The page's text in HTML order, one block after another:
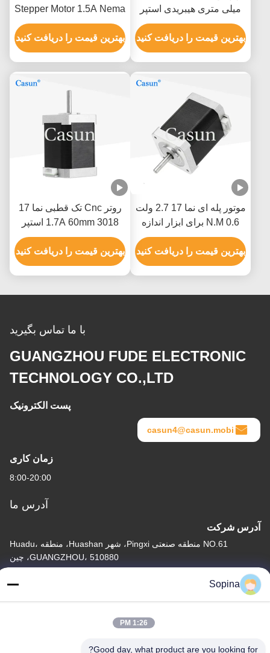
میلی متری هیبریدی استپر
موتور 0.5A 0.78N.M 2 فاز
بهترین قیمت را دریافت کنید
Stepper Motor 1.5A Nema
17 48mm 2 Phase 1.8
Degree
بهترین قیمت را دریافت کنید
موتور پله ای نما 17 2.7 ولت
0.6 N.M برای ابزار اندازه
گیری XYZ
بهترین قیمت را دریافت کنید
روتر Cnc تک قطبی نما 17
1.7A 60mm 3018 استپر
موتور Cnc
بهترین قیمت را دریافت کنید
با ما تماس بگیرید
GUANGZHOU FUDE ELECTRONIC
TECHNOLOGY CO.,LTD
پست الکترونیک
casun4@casun.mobi
زمان کاری
8:00-20:00
آدرس ما
آدرس شرکت
NO.61 منطقه صنعتی Pingxi، شهر Huashan، منطقه Huadu،
GUANGZHOU، 510880، چین
آدرس کارخانه
Sopina
1:26 PM
Good day, what product are you looking for?